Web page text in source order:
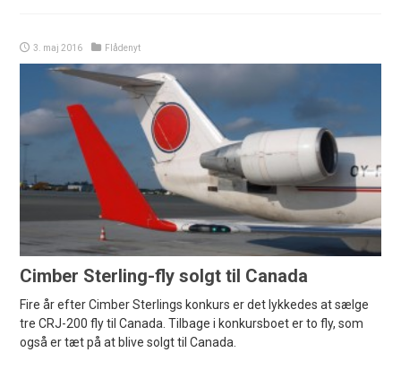
3. maj 2016 Flådenyt
Cimber Sterling-fly solgt til Canada
Fire år efter Cimber Sterlings konkurs er det lykkedes at sælge
tre CRJ-200 fly til Canada. Tilbage i konkursboet er to fly, som
også er tæt på at blive solgt til Canada.